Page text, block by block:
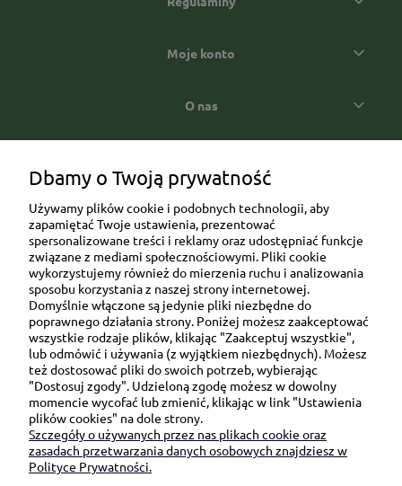
Moje konto
O nas
Ul. Brukowa 6/8 lok. 57/58
91-341 Łódź
NIP: 6751510615
SKONTAKTUJ SIĘ Z NAMI:
sklep@be-happygifts.com
+48 690 172 872
(pon-pt 9:00 - 15:30)
Dbamy o Twoją prywatność
Używamy plików cookie i podobnych technologii, aby
zapamiętać Twoje ustawienia, prezentować
spersonalizowane treści i reklamy oraz udostępniać funkcje
związane z mediami społecznościowymi. Pliki cookie
wykorzystujemy również do mierzenia ruchu i analizowania
sposobu korzystania z naszej strony internetowej.
Domyślnie włączone są jedynie pliki niezbędne do
poprawnego działania strony. Poniżej możesz zaakceptować
wszystkie rodzaje plików, klikając "Zaakceptuj wszystkie",
lub odmówić i używania (z wyjątkiem niezbędnych). Możesz
też dostosować pliki do swoich potrzeb, wybierając
"Dostosuj zgody". Udzieloną zgodę możesz w dowolny
momencie wycofać lub zmienić, klikając w link "Ustawienia
plików cookies" na dole strony.
Szczegóły o używanych przez nas plikach cookie oraz
zasadach przetwarzania danych osobowych znajdziesz w
Polityce Prywatności.